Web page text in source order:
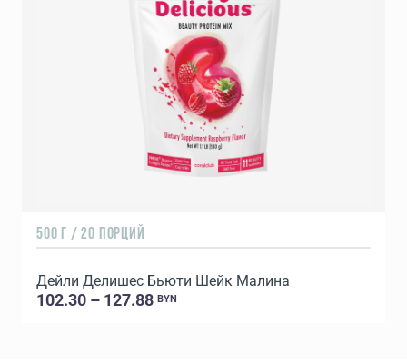
500 Г / 20 ПОРЦИЙ
Дейли Делишес Бьюти Шейк Малина
102.30 – 127.88 BYN